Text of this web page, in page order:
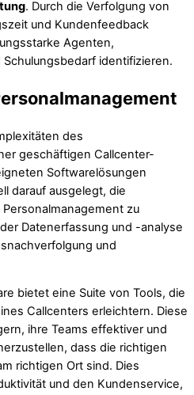
. Durch die Verfolgung von
und Kundenfeedback
Agenten,
identifizieren.
des
geschäftigen Callcenter-
Softwarelösungen
darauf ausgelegt, die
zu
Datenerfassung und -analyse
und
bietet eine Suite von Tools, die
Callcenters erleichtern. Diese
ihre Teams effektiver und
dass die richtigen
richtigen Ort sind. Dies
und den Kundenservice,